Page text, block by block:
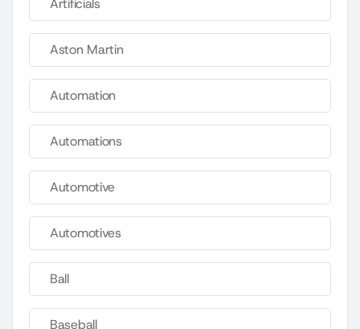
Aston Martin
Automation
Automations
Automotive
Automotives
Ball
Baseball